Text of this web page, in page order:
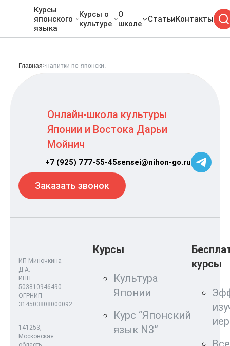
Курсы
японского
языка
Курсы о
культуре
О
школе
СтатьиКонтакты
Главная>напитки по-японски.
Онлайн-школа культуры
Японии и Востока Дарьи
Мойнич
+7 (925) 777-55-45sensei@nihon-go.ru
Заказать звонок
ИП Миночкина
Д.А.
ИНН
503810946490
ОГРНИП
314503808000092
141253,
Московская
Курсы
Культура
Японии
Курс “Японский
язык N3”
курсы